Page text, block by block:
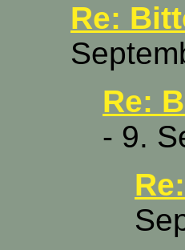
Re:
Re:
- 9.